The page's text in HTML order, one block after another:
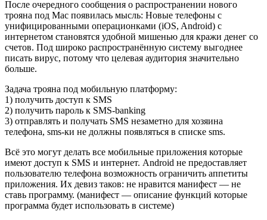
После очередного сообщения о распространении нового
трояна под Mac появилась мысль: Новые телефоны с
унифицированными операционками (iOS, Android) с
интернетом становятся удобной мишенью для кражи денег со
счетов. Под широко распространённую систему выгоднее
писать вирус, потому что целевая аудитория значительно
больше.
Задача трояна под мобильную платформу:
1) получить доступ к SMS
2) получить пароль к SMS-banking
3) отправлять и получать SMS незаметно для хозяина
телефона, sms-ки не должны появляться в списке sms.
Всё это могут делать все мобильные приложения которые
имеют доступ к SMS и интернет. Android не предоставляет
пользователю телефона возможность ограничить аппетиты
приложения. Их девиз таков: не нравится манифест — не
ставь программу. (манифест — описание функций которые
программа будет использовать в системе)